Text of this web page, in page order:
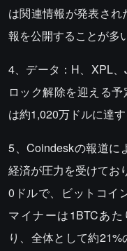
は関連情報が発表さ
報を公開することが多い
4、データ：H、XPL
ロック解除を迎える
は約1,020万ドルに達す
5、Coindeskの報道に
経済が圧力を受けてお
0ドルで、ビットコイ
マイナーは1BTCあ
り、全体として約